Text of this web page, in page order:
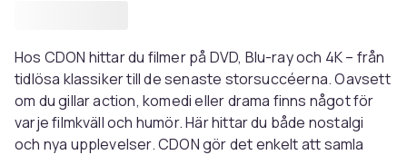
Hos CDON hittar du filmer på DVD, Blu-ray och 4K – från
tidlösa klassiker till de senaste storsuccéerna. Oavsett
om du gillar action, komedi eller drama finns något för
varje filmkväll och humör. Här hittar du både nostalgi
och nya upplevelser. CDON gör det enkelt att samla